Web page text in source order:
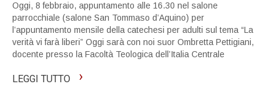
Oggi, 8 febbraio, appuntamento alle 16.30 nel salone
parrocchiale (salone San Tommaso d’Aquino) per
l’appuntamento mensile della catechesi per adulti sul tema “La
verità vi farà liberi” Oggi sarà con noi suor Ombretta Pettigiani,
docente presso la Facoltà Teologica dell’Italia Centrale
LEGGI TUTTO ›